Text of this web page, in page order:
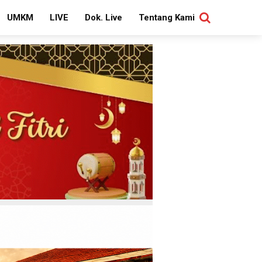
UMKM LIVE Dok. Live Tentang Kami
SEARCH